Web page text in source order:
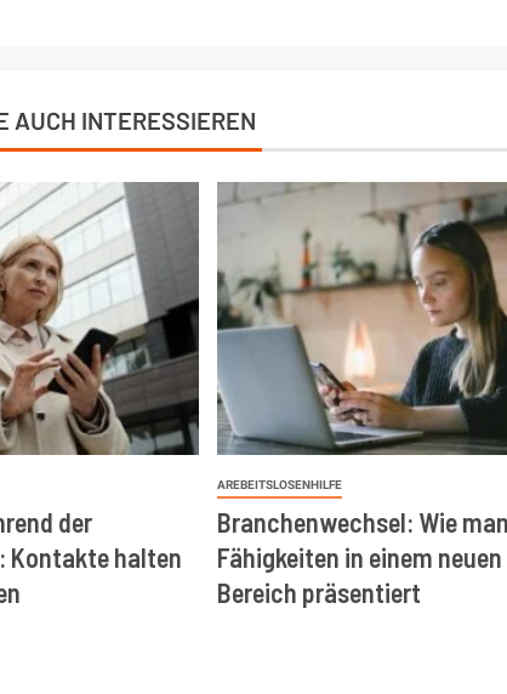
AUCH INTERESSIEREN
der
Kontakte halten
AREBEITSLOSENHILFE
Branchenwechsel: Wie
Fähigkeiten in einem neuen
Bereich präsentiert